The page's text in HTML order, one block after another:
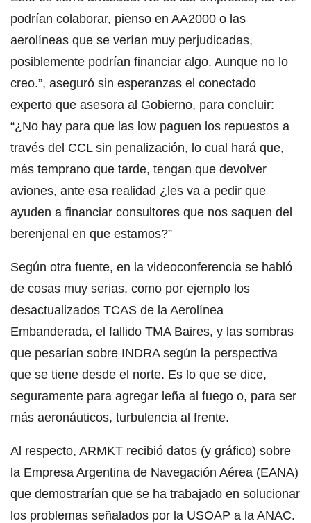
podrían colaborar, pienso en AA2000 o las
aerolíneas que se verían muy perjudicadas,
posiblemente podrían financiar algo. Aunque no lo
creo.”, aseguró sin esperanzas el conectado
experto que asesora al Gobierno, para concluir:
“¿No hay para que las low paguen los repuestos a
través del CCL sin penalización, lo cual hará que,
más temprano que tarde, tengan que devolver
aviones, ante esa realidad ¿les va a pedir que
ayuden a financiar consultores que nos saquen del
berenjenal en que estamos?”
Según otra fuente, en la videoconferencia se habló
de cosas muy serias, como por ejemplo los
desactualizados TCAS de la Aerolínea
Embanderada, el fallido TMA Baires, y las sombras
que pesarían sobre INDRA según la perspectiva
que se tiene desde el norte. Es lo que se dice,
seguramente para agregar leña al fuego o, para ser
más aeronáuticos, turbulencia al frente.
Al respecto, ARMKT recibió datos (y gráfico) sobre
la Empresa Argentina de Navegación Aérea (EANA)
que demostrarían que se ha trabajado en solucionar
los problemas señalados por la USOAP a la ANAC.